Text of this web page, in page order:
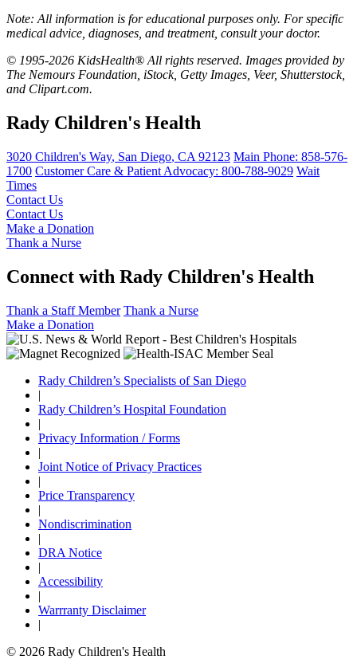
Note: All information is for educational purposes only. For specific
medical advice, diagnoses, and treatment, consult your doctor.
© 1995-2026 KidsHealth® All rights reserved. Images provided by
The Nemours Foundation, iStock, Getty Images, Veer, Shutterstock,
and Clipart.com.
Rady Children's Health
3020 Children's Way, San Diego, CA 92123 Main Phone: 858-576-
1700 Customer Care & Patient Advocacy: 800-788-9029 Wait
Times
Contact Us
Contact Us
Make a Donation
Thank a Nurse
Connect with Rady Children's Health
Thank a Staff Member Thank a Nurse
Make a Donation
Rady Children’s Specialists of San Diego
|
Rady Children’s Hospital Foundation
|
Privacy Information / Forms
|
Joint Notice of Privacy Practices
|
Price Transparency
|
Nondiscrimination
|
DRA Notice
|
Accessibility
|
Warrranty Disclaimer
|
© 2026 Rady Children's Health